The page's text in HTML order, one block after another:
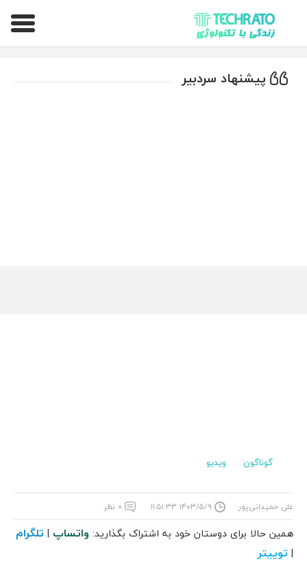
تکراتو – زندگی با تکنولوژی
پیشنهاد سردبیر
گوناگون ویدیو
علی حمیدانی‌پور ۱۴۰۳/۵/۹ ۱۱:۵۱:۳۳ ۰ نظر
همین حالا برای دوستان خود به اشتراک بگذارید: واتساپ | تلگرام
| توییتر